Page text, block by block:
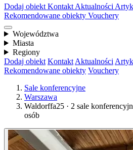
Dodaj obiekt Kontakt Aktualności
Rekomendowane obiekty Vouchery
Województwa
Miasta
Regiony
Dodaj obiekt Kontakt Aktualności
Rekomendowane obiekty Vouchery
Sale konferencyjne
Warszawa
Waldorffa25 · 2 sale
osób